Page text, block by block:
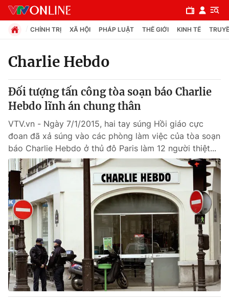
Chuyên mục
Chính trị
Xã hội
Pháp luật
Y tế
Thế giới
Tin tức
Thế giới đó đây
Câu chuyện quốc tế
Kinh tế
Tài chính
Thị trường
Dữ liệu và đời sống
CHÍNH TRỊ XÃ HỘI PHÁP LUẬT THẾ GIỚI KINH TẾ
Charlie Hebdo
Đối tượng tấn công tòa soạn báo Charlie
Hebdo lĩnh án chung thân
VTV.vn - Ngày 7/1/2015, hai tay súng Hồi giáo cực
đoan đã xả súng vào các phòng làm việc của tòa soạn
báo Charlie Hebdo ở thủ đô Paris làm 12 người thiệt...